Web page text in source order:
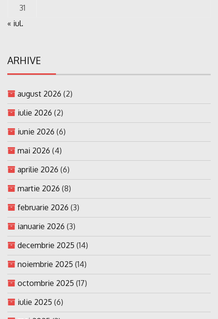
31
« iul.
ARHIVE
august 2026 (2)
iulie 2026 (2)
iunie 2026 (6)
mai 2026 (4)
aprilie 2026 (6)
martie 2026 (8)
februarie 2026 (3)
ianuarie 2026 (3)
decembrie 2025 (14)
noiembrie 2025 (14)
octombrie 2025 (17)
iulie 2025 (6)